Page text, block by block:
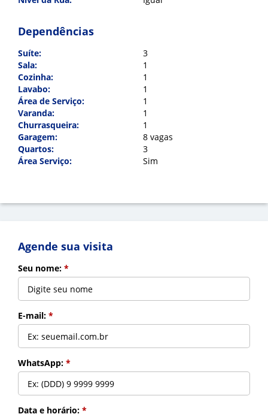
Dependências
Suíte:
3
Sala:
1
Cozinha:
1
Lavabo:
1
Área de Serviço:
1
Varanda:
1
Churrasqueira:
1
Garagem:
8 vagas
Quartos:
3
Área Serviço:
Sim
Agende sua visita
Seu nome: *
E-mail: *
WhatsApp: *
Data e horário: *
Mensagem:
Voltar
imóveis
*
Cadastrar